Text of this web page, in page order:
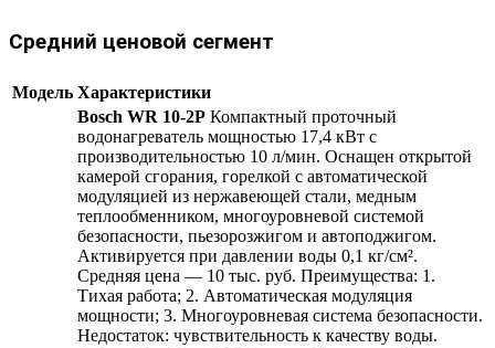
Средний ценовой сегмент
Модель Характеристики
Bosch WR 10-2P Компактный проточный
водонагреватель мощностью 17,4 кВт с
производительностью 10 л/мин. Оснащен открытой
камерой сгорания, горелкой с автоматической
модуляцией из нержавеющей стали, медным
теплообменником, многоуровневой системой
безопасности, пьезорозжигом и автоподжигом.
Активируется при давлении воды 0,1 кг/см².
Средняя цена — 10 тыс. руб. Преимущества: 1.
Тихая работа; 2. Автоматическая модуляция
мощности; 3. Многоуровневая система безопасности.
Недостаток: чувствительность к качеству воды.